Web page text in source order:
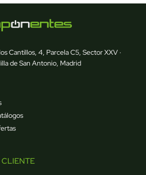
Cantillos, 4, Parcela C5, Sector XXV ·
de San Antonio, Madrid